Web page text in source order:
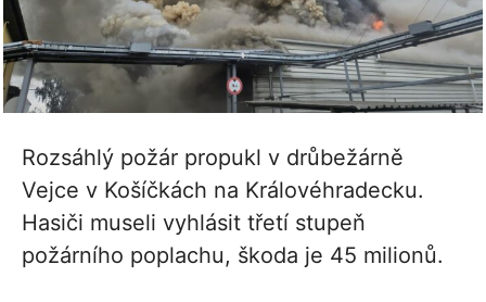
Rozsáhlý požár propukl v drůbežárně
Vejce v Košíčkách na Královéhradecku.
Hasiči museli vyhlásit třetí stupeň
požárního poplachu, škoda je 45 milionů.